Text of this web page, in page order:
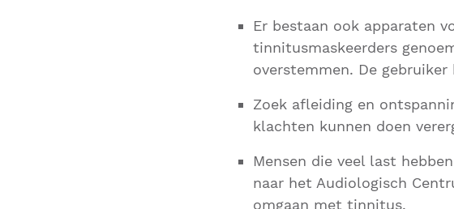
Er bestaan ook apparaten
tinnitusmaskeerders
overstemmen. De
Zoek afleiding en
klachten kunnen doen
Mensen die veel last
naar het Audiologisch
omgaan met tinnitus.